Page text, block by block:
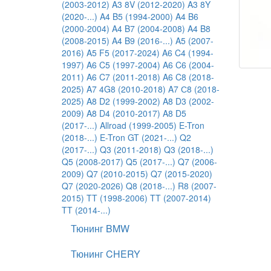
(2003-2012) A3 8V (2012-2020) A3 8Y
(2020-...) A4 B5 (1994-2000) A4 B6
(2000-2004) A4 B7 (2004-2008) A4 B8
(2008-2015) A4 B9 (2016-...) A5 (2007-
2016) A5 F5 (2017-2024) A6 C4 (1994-
1997) A6 C5 (1997-2004) A6 C6 (2004-
2011) A6 C7 (2011-2018) A6 C8 (2018-
2025) A7 4G8 (2010-2018) A7 С8 (2018-
2025) A8 D2 (1999-2002) A8 D3 (2002-
2009) A8 D4 (2010-2017) A8 D5
(2017-...) Allroad (1999-2005) E-Tron
(2018-...) E-Tron GT (2021-...) Q2
(2017-...) Q3 (2011-2018) Q3 (2018-...)
Q5 (2008-2017) Q5 (2017-...) Q7 (2006-
2009) Q7 (2010-2015) Q7 (2015-2020)
Q7 (2020-2026) Q8 (2018-...) R8 (2007-
2015) TT (1998-2006) TT (2007-2014)
TT (2014-...)
Тюнинг BMW
Тюнинг CHERY